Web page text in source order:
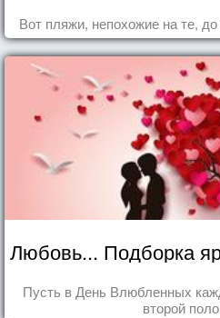
Вот пляжи, непохожие на те,
Любовь... Подборка
Пусть в День Влюбленных
второй